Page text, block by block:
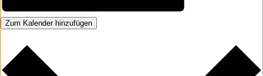
Zum Kalender hinzufügen